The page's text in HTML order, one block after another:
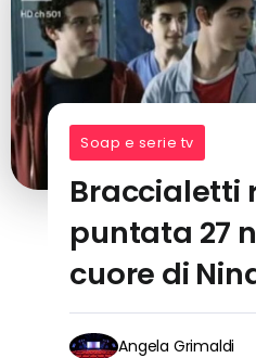
Soap e serie tv
Braccialetti
puntata 27
cuore di
Angela Grimaldi